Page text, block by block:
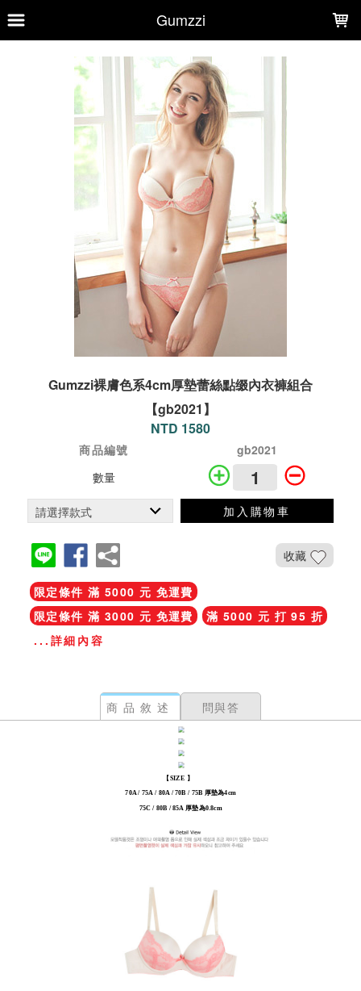
Gumzzi
Gumzzi裸膚色系4cm厚墊蕾絲點缀內衣褲組合
【gb2021】
NTD 1580
商品編號
gb2021
數量
加入購物車
收藏
限定條件 滿 5000 元 免運費
限定條件 滿 3000 元 免運費
滿 5000 元 打 95 折
...詳細內容
商品敘述 問與答